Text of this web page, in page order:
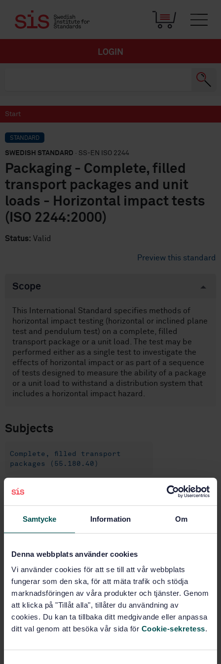
Samtycke Information Om
Denna webbplats använder cookies
Vi använder cookies för att se till att vår webbplats
fungerar som den ska, för att mäta trafik och stödja
marknadsföringen av våra produkter och tjänster. Genom
att klicka på "Tillåt alla", tillåter du användning av
cookies. Du kan ta tillbaka ditt medgivande eller anpassa
ditt val genom att besöka vår sida för Cookie-sekretess.
LOGIN
Start
STANDARD
SWEDISH STANDARD · SS-EN ISO 2244
Packaging - Complete, filled
transport packages and unit
loads - Horizontal impact tests
(ISO 2244:2000)
Status: Valid
Preview this standard
Scope
This International Standard specifies methods of
horizontal impact testing (horizontal or inclined plane
test and pendulum test) on a complete, filled
transport package or a unit load. The test may be
performed either as a single test to investigate the
effects of horizontal impact or as part of a sequence
of tests designed to measure the ability of a package
or a unit load to withstand a distribution system that
includes a horizontal impact hazard.
Subjects
Complete, filled transport
packages (55.180.40)
STANDARD
Packaging - Complete, filled transport packages and
Subscribe on standards - Read more
Price:
Add to cart